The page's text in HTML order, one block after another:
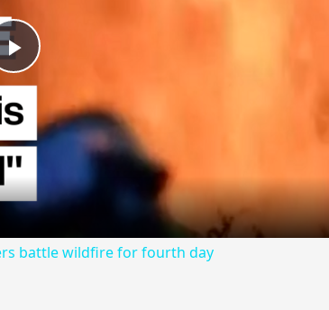
Play
Video
battle wildfire for fourth day